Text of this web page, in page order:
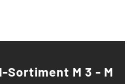
Sortiment M 3 - M